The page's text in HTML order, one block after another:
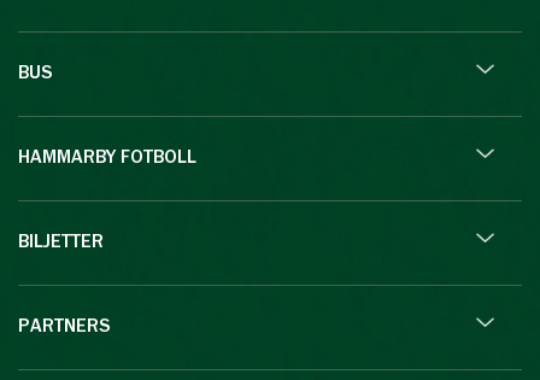
BUS
HAMMARBY FOTBOLL
BILJETTER
PARTNERS